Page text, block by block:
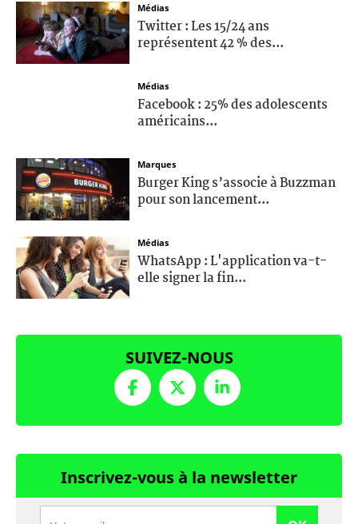
Médias
Twitter : Les 15/24 ans
représentent 42 % des...
Médias
Facebook : 25% des adolescents
américains...
Marques
Burger King s’associe à Buzzman
pour son lancement...
Médias
WhatsApp : L'application va-t-
elle signer la fin...
SUIVEZ-NOUS
Inscrivez-vous à la newsletter